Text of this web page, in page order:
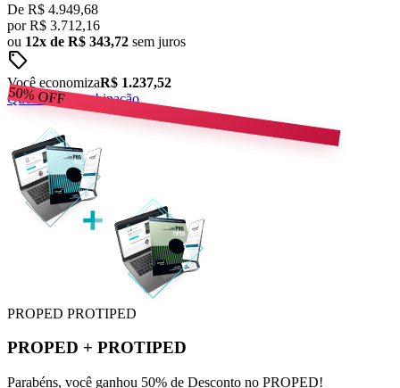
De R$ 4.949,68
por R$ 3.712,16
ou 12x de R$ 343,72 sem juros
sell
Você economizaR$ 1.237,52
Quero esta combinação
50%OFF
PROPED PROTIPED
PROPED + PROTIPED
Parabéns, você ganhou 50% de Desconto no PROPED!